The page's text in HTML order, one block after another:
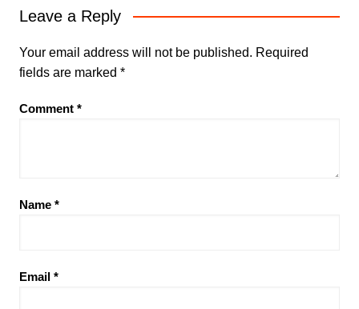
Leave a Reply
Your email address will not be published. Required
fields are marked *
Comment *
Name *
Email *